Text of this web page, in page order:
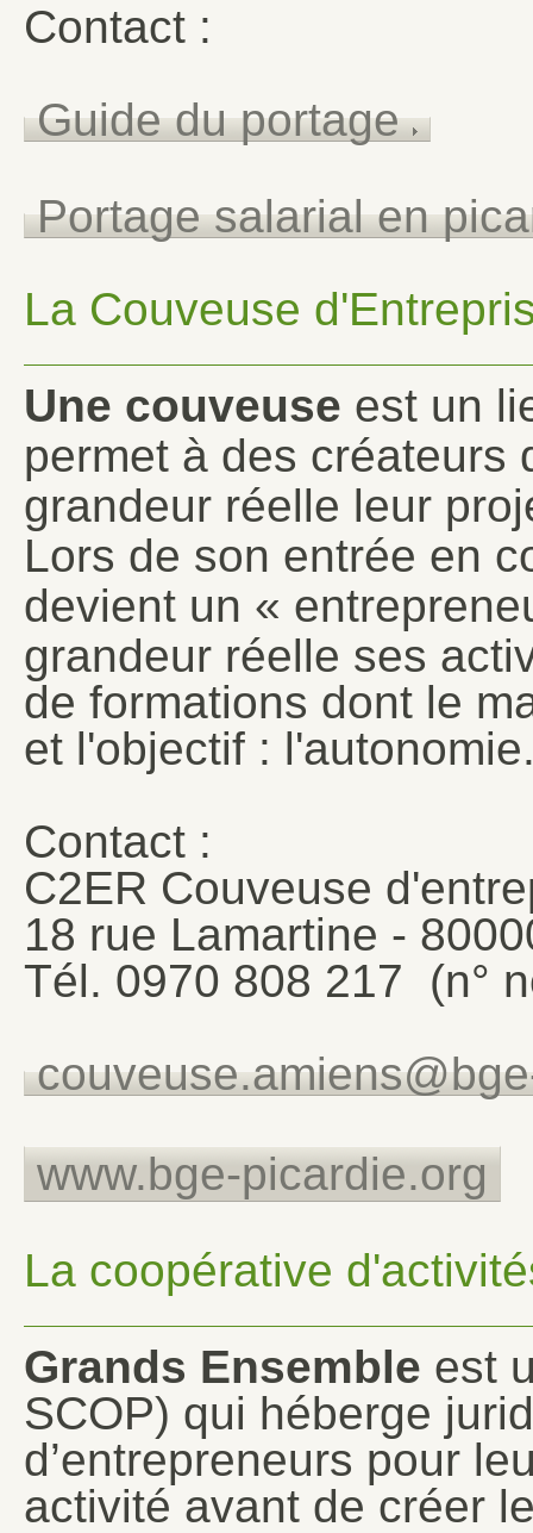
Contact :
Guide du portage
Portage salarial en
La Couveuse
Une couveuse est un
permet à des créateurs
grandeur réelle leur
Lors de son entrée en
devient un «
grandeur réelle ses
de formations dont le
et l'objectif :
Contact :
C2ER Couveuse
18 rue Lamartine -
Tél. 0970 808 217 (n°
www.bge-picardie.org
La coopérative
Grands Ensemble est
SCOP) qui héberge
d’entrepreneurs pour
activité avant de créer